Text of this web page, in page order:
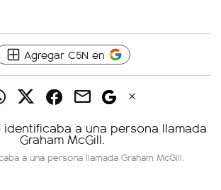
Agregar C5N en
a una persona llamada Graham McGill.